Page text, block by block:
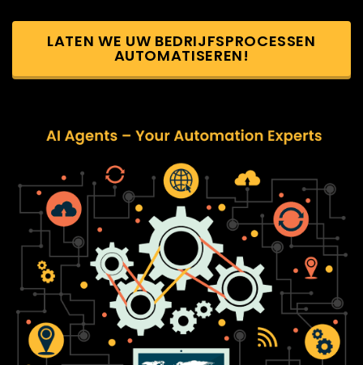
LATEN WE UW BEDRIJFSPROCESSEN
AUTOMATISEREN!